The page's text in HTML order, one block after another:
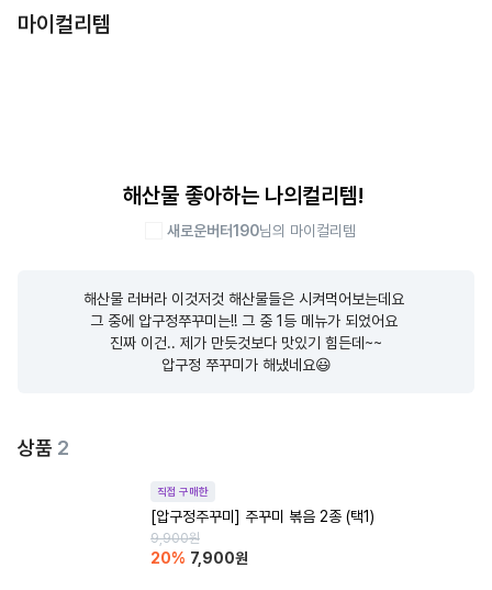
마이컬리템
해산물 좋아하는 나의컬리템!
새로운버터190님의 마이컬리템
해산물 러버라 이것저것 해산물들은 시켜먹어보는데요
그 중에 압구정쭈꾸미는!! 그 중 1등 메뉴가 되었어요
진짜 이건.. 제가 만듯것보다 맛있기 힘든데~~
압구정 쭈꾸미가 해냈네요😃
상품 2
직접 구매한
[압구정주꾸미] 주꾸미 볶음 2종 (택1)
9,900원
20% 7,900원